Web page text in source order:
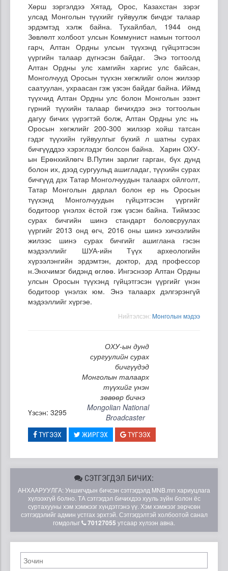
Хөрш зэргэлдээ Хятад, Орос, Казахстан зэрэг
улсад Монголын түүхийг гуйвуулж бичдэг талаар
эрдэмтэд хэлж байна. Тухайлбал, 1944 онд
Зөвлөлт холбоот улсын Коммунист намын тогтоол
гарч, Алтан Ордны улсын түүхэнд гүйцэтгэсэн
үүргийн талаар дүгнэсэн байдаг. Энэ тогтоолд
Алтан Ордны улс хамгийн харгис улс байсан,
Монголчууд Оросын түүхэн хөгжлийг олон жилээр
саатуулан, ухраасан гэж үзсэн байдаг байна. Иймд
түүхчид Алтан Ордны улс болон Монголын эзэнт
гүрний түүхийн талаар бичихдээ энэ тогтоолын
дагуу бичих үүрэгтэй болж, Алтан Ордны улс нь
Оросын хөгжлийг 200-300 жилээр хойш татсан
гэдэг түүхийн гуйвуулгыг бүхий л шатны сурах
бичгүүддээ хэрэглэдэг болсон байна. Харин ОХУ-
ын Ерөнхийлөгч В.Путин зарлиг гарган, бүх дунд
болон их, дээд сургуульд ашигладаг, түүхийн сурах
бичгүүд дэх Татар Монголчуудын талаарх ойлголт,
Татар Монголын дарлал болон ер нь Оросын
түүхэнд Монголчуудын гүйцэтгэсэн үүргийг
бодитоор үнэлэх ёстой гэж үзсэн байна. Тиймээс
сурах бичгийн шинэ стандарт боловсруулах
үүргийг 2013 онд өгч, 2016 оны шинэ хичээлийн
жилээс шинэ сурах бичгийг ашиглана гэсэн
мэдээллийг ШУА-ийн Түүх археологийн
хүрээлэнгийн эрдэмтэн, доктор, дэд профессор
н.Энхчимэг бидэнд өглөө. Ингэснээр Алтан Ордны
улсын Оросын түүхэнд гүйцэтгэсэн үүргийг үнэн
бодитоор үнэлэх юм. Энэ талаарх дэлгэрэнгүй
мэдээллийг хүргэе.
Нийтэлсэн: Moнголын мэдээ
ОХУ-ын дунд
сургуулийн сурах
бичгүүдэд
Монголын талаарх
түүхийг үнэн
зөвөөр бичнэ
Үзсэн: 3295
Mongolian National
Broadcaster
ТҮГЭЭХ ЖИРГЭХ ТҮГЭЭХ
СЭТГЭГДЭЛ БИЧИХ:
АНХААРУУЛГА: Уншигчдын бичсэн сэтгэгдэлд MNB.mn хариуцлага
хүлээхгүй болно. ТА сэтгэгдэл бичихдээ хууль зүйн болон ёс
суртахууны хэм хэмжээг хүндэтгэнэ үү. Хэм хэмжээг зөрчсөн
сэтгэгдэлийг админ устгах эрхтэй. Сэтгэгдэлтэй холбоотой санал
гомдолыг
70127055 утсаар хүлээн авна.